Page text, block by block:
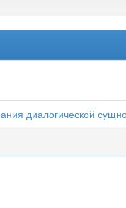
диалогической